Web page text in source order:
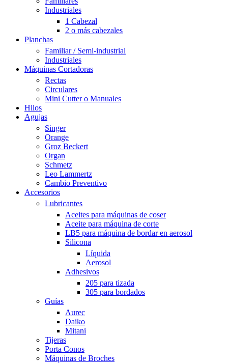
Industriales
1 Cabezal
2 o más cabezales
Planchas
Familiar / Semi-industrial
Industriales
Máquinas Cortadoras
Rectas
Circulares
Mini Cutter o Manuales
Hilos
Agujas
Singer
Orange
Groz Beckert
Organ
Schmetz
Leo Lammertz
Cambio Preventivo
Accesorios
Lubricantes
Aceites para máquinas de coser
Aceite para máquina de corte
LB5 para máquina de bordar en aerosol
Silicona
Líquida
Aerosol
Adhesivos
205 para tizada
305 para bordados
Guías
Aurec
Daiko
Mitani
Tijeras
Porta Conos
Máquinas de Broches